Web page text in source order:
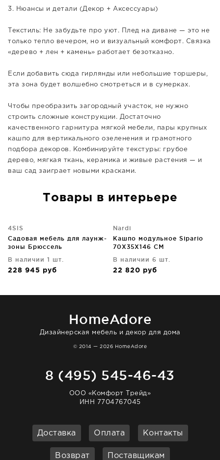
3. Нюансы и детали (Декор + Аксессуары)
Текстиль: Не забудьте про уют. Плед на диване — это не
только тепло вечером, но и визуальный комфорт. Связка
«дерево + лен + камень» работает безотказно.
Если добавить сюда гирлянды или небольшие торшеры,
эта зона будет волшебно смотреться и в сумерках.
Чтобы преобразить загородный участок, не нужно
строить сложные конструкции. Достаточно
качественного гарнитура мягкой мебели, пары крупных
кашпо для вертикального озеленения и грамотного
подбора декоров. Комбинируйте текстуры: грубое
дерево, мягкая ткань, керамика и живые растения — и
ваш сад заиграет новыми красками.
Товары в интерьере
4SIS
Садовая мебель для лаунж-
зоны Брюссель
В наличии 1 шт.
228 945 руб
Nardi
Кашпо модульное Sipario
70X35X146 CM
В наличии 6 шт.
22 820 руб
HomeAdore
Дизайнерская мебель и декор для дома
© 2014 — 2026 HomeAdore
8 (495) 545-46-43
ООО «Комфорт Трейд»
ИНН 7704767045
Доставка Оплата Контакты
Возврат Поставщикам